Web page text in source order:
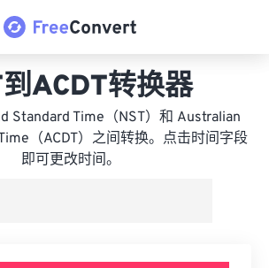
ACDT转换器
Standard Time（NST）和 Australian
（ACDT）之间转换。点击时间字段
即可更改时间。